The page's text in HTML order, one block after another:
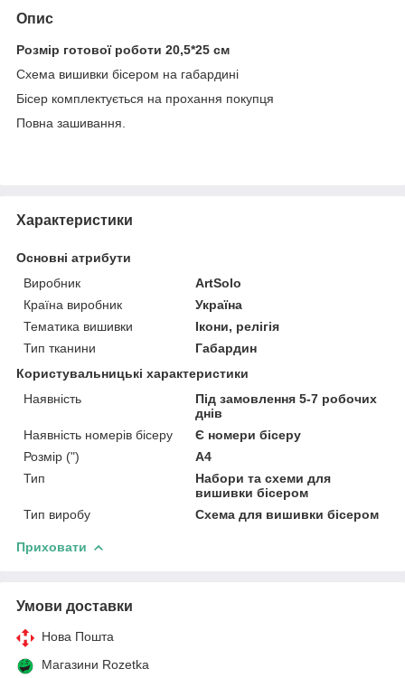
Опис
Розмір готової роботи 20,5*25 см
Схема вишивки бісером на габардині
Бісер комплектується на прохання покупця
Повна зашивання.
Характеристики
Основні атрибути
Виробник
ArtSolo
Країна виробник
Україна
Тематика вишивки
Ікони, релігія
Тип тканини
Габардин
Користувальницькі характеристики
Наявність
Під замовлення 5-7 робочих
днів
Наявність номерів бісеру
Є номери бісеру
Розмір (")
А4
Тип
Набори та схеми для
вишивки бісером
Тип виробу
Схема для вишивки бісером
Приховати
Умови доставки
Нова Пошта
Магазини Rozetka